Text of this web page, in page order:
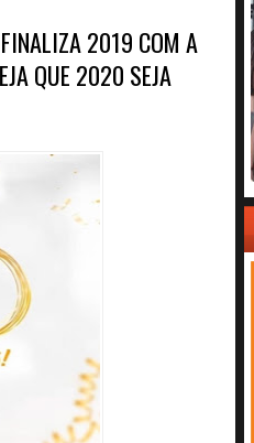
FINALIZA 2019 COM A
QUE 2020 SEJA